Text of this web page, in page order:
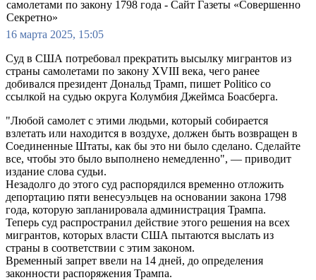
16 марта 2025, 15:05
Суд в США потребовал прекратить высылку мигрантов из
страны самолетами по закону XVIII века, чего ранее
добивался президент Дональд Трамп, пишет Politico со
ссылкой на судью округа Колумбия Джеймса Боасберга.
"Любой самолет с этими людьми, который собирается
взлетать или находится в воздухе, должен быть возвращен в
Соединенные Штаты, как бы это ни было сделано. Сделайте
все, чтобы это было выполнено немедленно", — приводит
издание слова судьи.
Незадолго до этого суд распорядился временно отложить
депортацию пяти венесуэльцев на основании закона 1798
года, которую запланировала администрация Трампа.
Теперь суд распространил действие этого решения на всех
мигрантов, которых власти США пытаются выслать из
страны в соответствии с этим законом.
Временный запрет ввели на 14 дней, до определения
законности распоряжения Трампа.